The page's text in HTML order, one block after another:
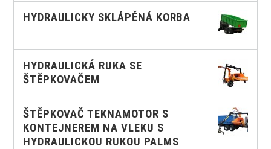
HYDRAULICKY SKLÁPĚNÁ KORBA
HYDRAULICKÁ RUKA SE
ŠTĚPKOVAČEM
ŠTĚPKOVAČ TEKNAMOTOR S
KONTEJNEREM NA VLEKU S
HYDRAULICKOU RUKOU PALMS